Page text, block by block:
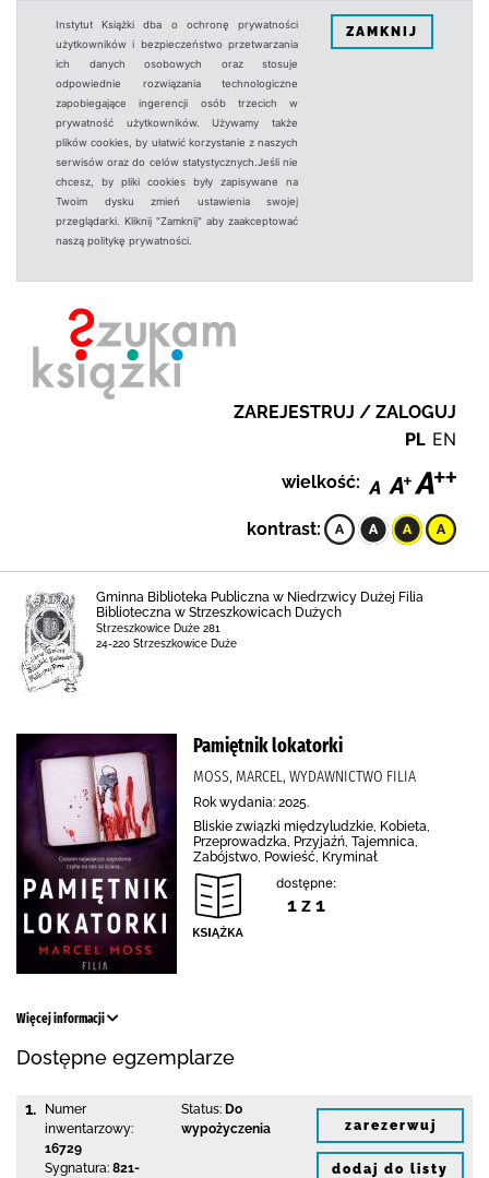
Instytut Książki dba o ochronę prywatności
użytkowników i bezpieczeństwo przetwarzania
ich danych osobowych oraz stosuje
odpowiednie rozwiązania technologiczne
zapobiegające ingerencji osób trzecich w
prywatność użytkowników. Używamy także
plików cookies, by ułatwić korzystanie z naszych
serwisów oraz do celów statystycznych.Jeśli nie
chcesz, by pliki cookies były zapisywane na
Twoim dysku zmień ustawienia swojej
przeglądarki. Kliknij "Zamknij" aby zaakceptować
naszą politykę prywatności.
ZAMKNIJ
ZAREJESTRUJ / ZALOGUJ
PL EN
wielkość:
kontrast:
Gminna Biblioteka Publiczna w Niedrzwicy Dużej Filia
Biblioteczna w Strzeszkowicach Dużych
Strzeszkowice Duże 281
24-220 Strzeszkowice Duże
Pamiętnik lokatorki
MOSS, MARCEL, WYDAWNICTWO FILIA
Rok wydania: 2025.
Bliskie związki międzyludzkie, Kobieta,
Przeprowadzka, Przyjaźń, Tajemnica,
Zabójstwo, Powieść, Kryminał
dostępne:
1 z 1
Więcej informacji
Dostępne egzemplarze
1.
Numer
inwentarzowy:
16729
Sygnatura: 821-
Status: Do
wypożyczenia
zarezerwuj
dodaj do listy